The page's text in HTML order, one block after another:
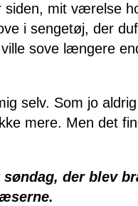
mit værelse
i sengetøj, der
sove længere
selv. Som jo
mere. Men det
der blev